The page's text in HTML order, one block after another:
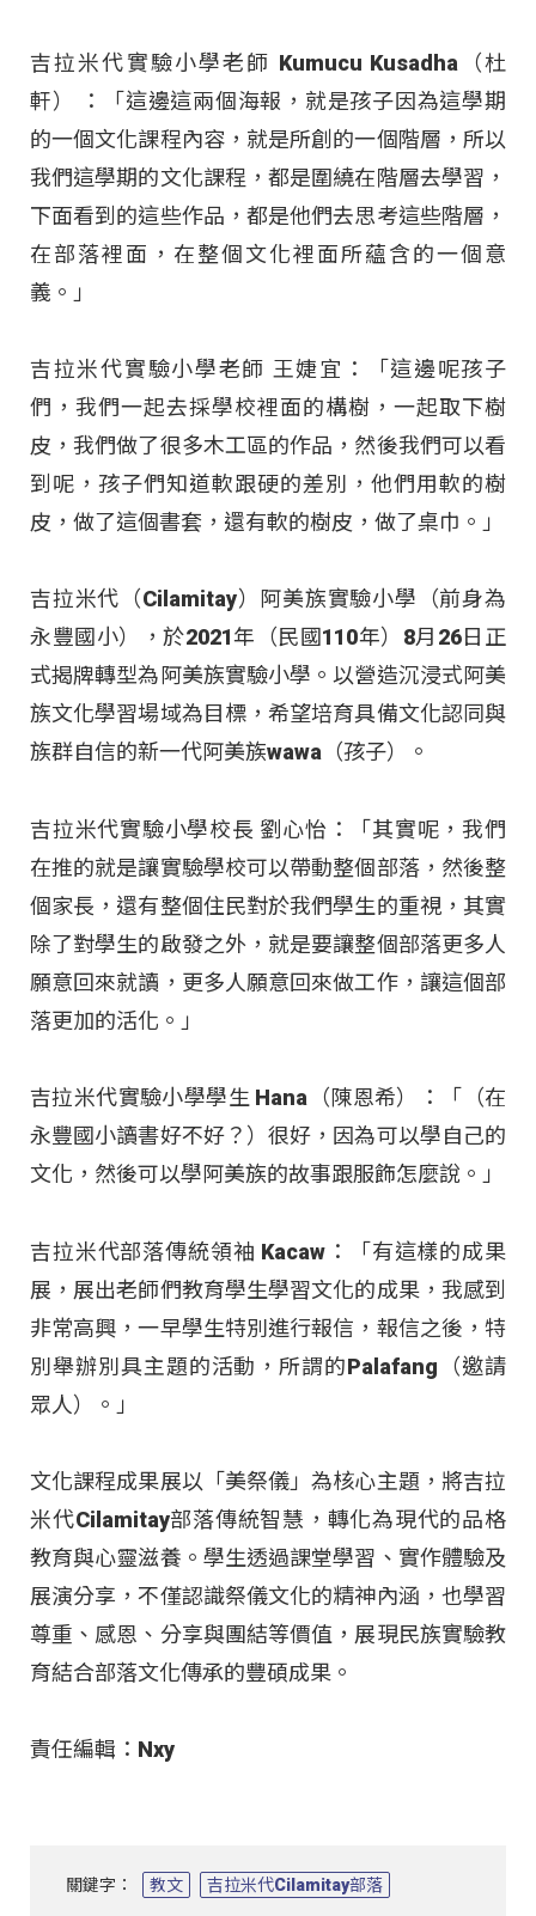
吉拉米代實驗小學老師 Kumucu Kusadha（杜
軒） ：「這邊這兩個海報，就是孩子因為這學期
的一個文化課程內容，就是所創的一個階層，所以
我們這學期的文化課程，都是圍繞在階層去學習，
下面看到的這些作品，都是他們去思考這些階層，
在部落裡面，在整個文化裡面所蘊含的一個意
義。」
吉拉米代實驗小學老師 王婕宜：「這邊呢孩子
們，我們一起去採學校裡面的構樹，一起取下樹
皮，我們做了很多木工區的作品，然後我們可以看
到呢，孩子們知道軟跟硬的差別，他們用軟的樹
皮，做了這個書套，還有軟的樹皮，做了桌巾 。」
吉拉米代（Cilamitay）阿美族實驗小學（前身為
永豐國小），於2021年（民國110年）8月26日正
式揭牌轉型為阿美族實驗小學 。以營造沉浸式阿美
族文化學習場域為目標，希望培育具備文化認同與
族群自信的新一代阿美族wawa（孩子）
。
吉拉米代實驗小學校長 劉心怡：「其實呢，我們
在推的就是讓實驗學校可以帶動整個部落，然後整
個家長，還有整個住民對於我們學生的重視，其實
除了對學生的啟發之外，就是要讓整個部落更多人
願意回來就讀，更多人願意回來做工作，讓這個部
落更加的活化。」
吉拉米代實驗小學學生 Hana（陳恩希）：「（在
永豐國小讀書好不好？）很好，因為可以學自己的
文化，然後可以學阿美族的故事跟服飾怎麼說。」
吉拉米代部落傳統領袖 Kacaw：「有這樣的成果
展，展出老師們教育學生學習文化的成果，我感到
非常高興，一早學生特別進行報信，報信之後，特
別舉辦別具主題的活動，所謂的Palafang（邀請
眾人）。」
文化課程成果展以「美祭儀」為核心主題，將吉拉
米代Cilamitay部落傳統智慧，轉化為現代的品格
教育與心靈滋養 。學生透過課堂學習、實作體驗及
展演分享，不僅認識祭儀文化的精神內涵，也學習
尊重、感恩、分享與團結等價值，展現民族實驗教
育結合部落文化傳承的豐碩成果 。
責任編輯：Nxy
關鍵字： 教文 吉拉米代Cilamitay部落